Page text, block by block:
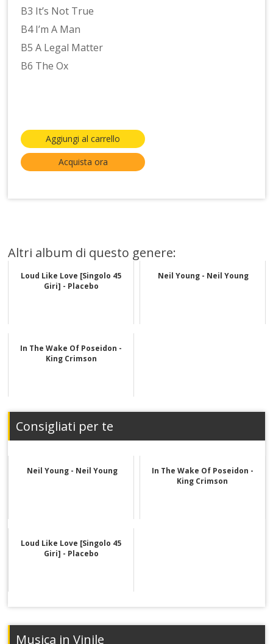
B3 It’s Not True
B4 I’m A Man
B5 A Legal Matter
B6 The Ox
Aggiungi al carrello
Acquista ora
Altri album di questo genere:
Loud Like Love [Singolo 45
Giri] - Placebo
Neil Young - Neil Young
In The Wake Of Poseidon -
King Crimson
Consigliati per te
Neil Young - Neil Young
In The Wake Of Poseidon -
King Crimson
Loud Like Love [Singolo 45
Giri] - Placebo
Musica in Vinile